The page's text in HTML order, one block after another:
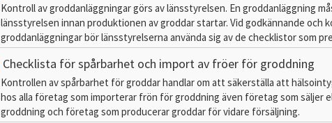
Kontroll av groddanläggningar görs av länsstyrelsen. En groddanläggning
länsstyrelsen innan produktionen av groddar startar. Vid godkännande och
groddanläggningar bör länsstyrelserna använda sig av de checklistor som
Checklista för spårbarhet och import av fröer för groddning
Kontrollen av spårbarhet för groddar handlar om att säkerställa att
hos alla företag som importerar frön för groddning även företag som säljer
groddning och företag som producerar groddar för vidare försäljning.